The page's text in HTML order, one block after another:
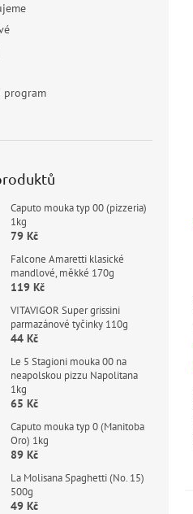
program
Caputo mouka typ 00 (pizzeria)
1kg
79 Kč
Falcone Amaretti klasické
mandlové, měkké 170g
119 Kč
VITAVIGOR Super grissini
parmazánové tyčinky 110g
44 Kč
Le 5 Stagioni mouka 00 na
neapolskou pizzu Napolitana
1kg
65 Kč
Caputo mouka typ 0 (Manitoba
Oro) 1kg
89 Kč
La Molisana Spaghetti (No. 15)
500g
49 Kč